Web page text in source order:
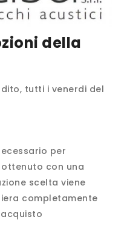
della
tutti i venerdi del
per
con una
scelta viene
completamente